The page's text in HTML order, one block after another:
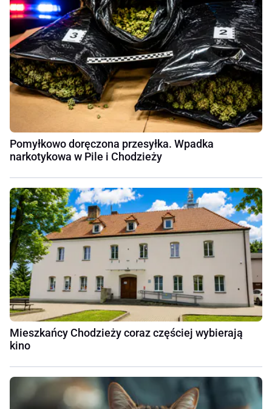
Pomyłkowo doręczona przesyłka. Wpadka
narkotykowa w Pile i Chodzieży
Mieszkańcy Chodzieży coraz częściej wybierają
kino